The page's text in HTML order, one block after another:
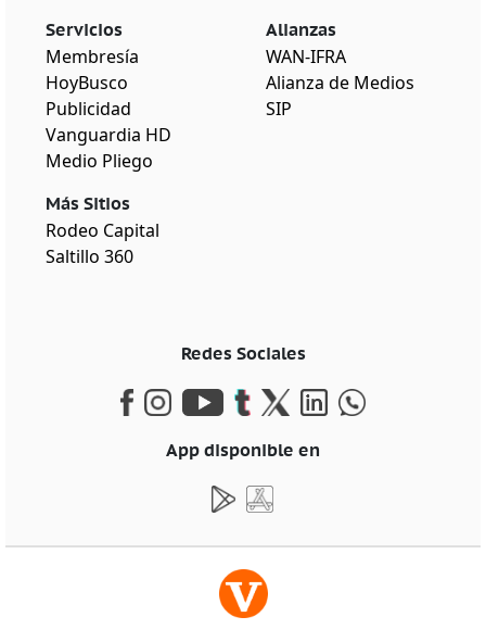
Servicios
Membresía
HoyBusco
Publicidad
Vanguardia HD
Medio Pliego
Más Sitios
Rodeo Capital
Saltillo 360
Alianzas
WAN-IFRA
Alianza de Medios
SIP
Redes Sociales
App disponible en